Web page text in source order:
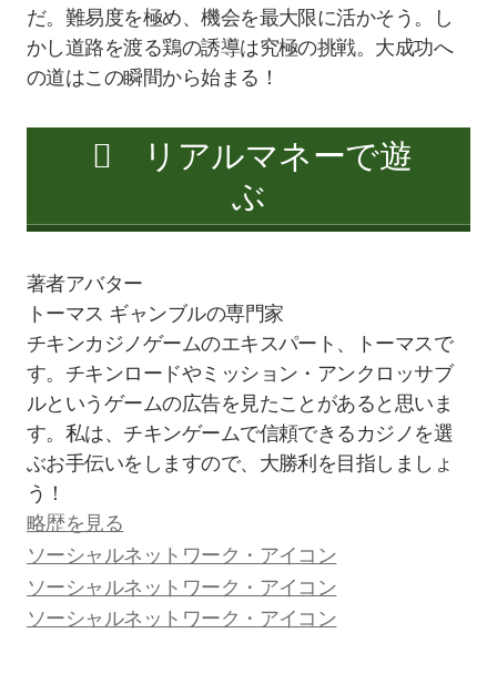
だ。難易度を極め、機会を最大限に活かそう。し
かし道路を渡る鶏の誘導は究極の挑戦。大成功へ
の道はこの瞬間から始まる！
リアルマネーで遊
ぶ
トーマス ギャンブルの専門家
チキンカジノゲームのエキスパート、トーマスで
す。チキンロードやミッション・アンクロッサブ
ルというゲームの広告を見たことがあると思いま
す。私は、チキンゲームで信頼できるカジノを選
ぶお手伝いをしますので、大勝利を目指しましょ
う！
略歴を見る